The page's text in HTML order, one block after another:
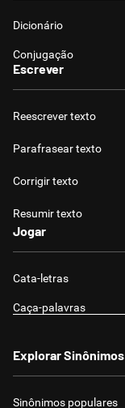
Dicionário
Conjugação
Escrever
Reescrever texto
Parafrasear texto
Corrigir texto
Resumir texto
Jogar
Cata-letras
Caça-palavras
Explorar Sinônimos
Sinônimos populares